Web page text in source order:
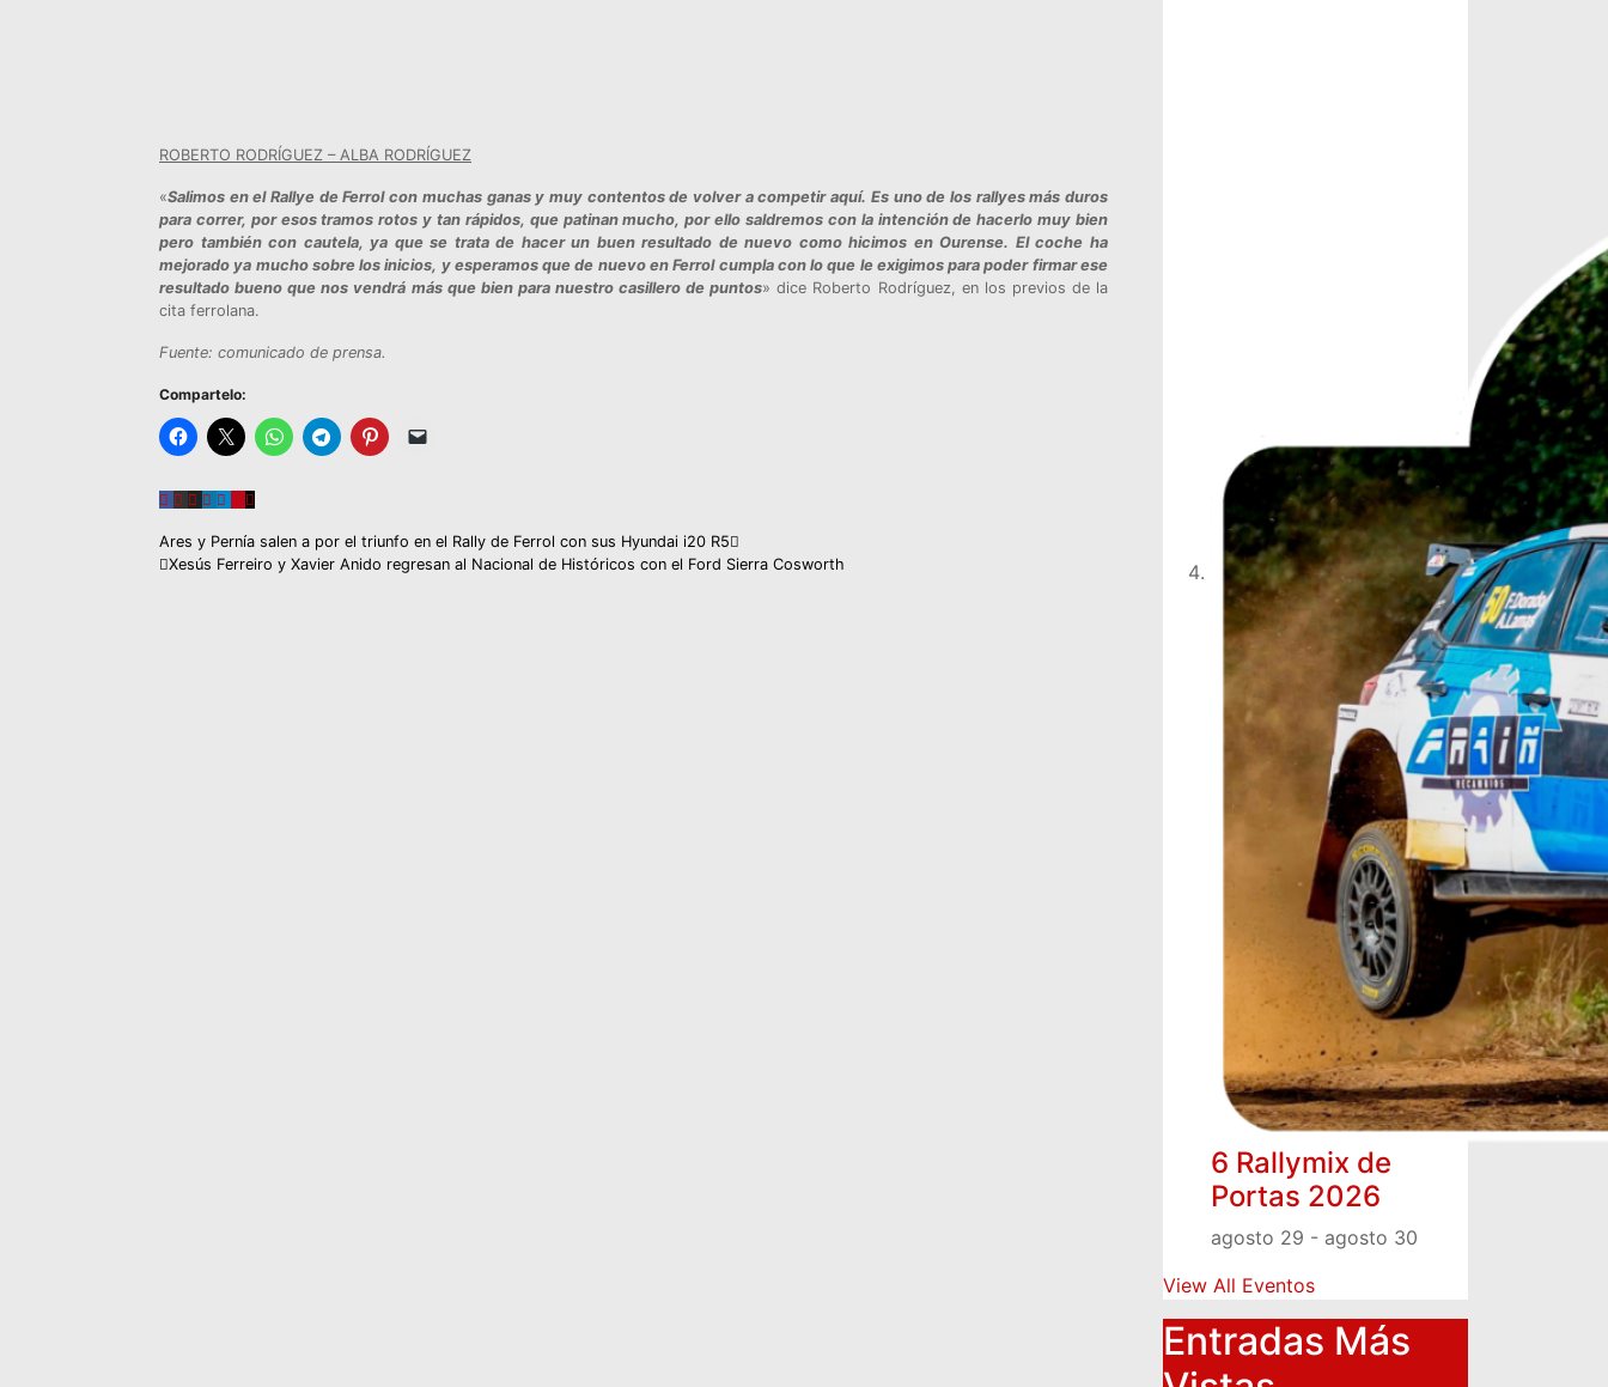
ROBERTO RODRÍGUEZ – ALBA RODRÍGUEZ
«Salimos en el Rallye de Ferrol con muchas ganas y muy contentos de volver a competir aquí. Es uno de los rallyes más duros
para correr, por esos tramos rotos y tan rápidos, que patinan mucho, por ello saldremos con la intención de hacerlo muy bien
pero también con cautela, ya que se trata de hacer un buen resultado de nuevo como hicimos en Ourense. El coche ha
mejorado ya mucho sobre los inicios, y esperamos que de nuevo en Ferrol cumpla con lo que le exigimos para poder firmar ese
resultado bueno que nos vendrá más que bien para nuestro casillero de puntos» dice Roberto Rodríguez, en los previos de la
cita ferrolana.
Fuente: comunicado de prensa.
Compartelo:
Navegación
Ares y Pernía salen a por el triunfo en el Rally de Ferrol con sus Hyundai i20 R5
Xesús Ferreiro y Xavier Anido regresan al Nacional de Históricos con el Ford Sierra Cosworth
6 Rallymix de
Portas 2026
agosto 29 - agosto 30
View All Eventos
Entradas Más